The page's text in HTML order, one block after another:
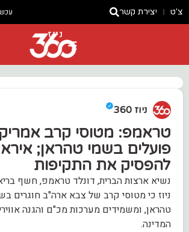
צ'ט יצירת קשר עכשיו 1:45, יום
ניוז
ניוז 360
טראמפ: מטוסי קרב
פועלים בשמי טהראן;
להפסיק את התקיפות
נשיא ארצות הברית, דונלד טראמפ, חשף
ניוז כי מטוסי קרב של צבא ארה"ב חוגרים
טהראן, ומשמידים מערכות מכ"ם והגנה
המדינה.